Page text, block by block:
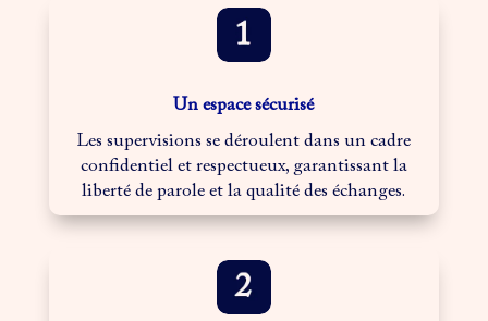
Un espace sécurisé
Les supervisions se déroulent dans un cadre
confidentiel et respectueux, garantissant la
liberté de parole et la qualité des échanges.